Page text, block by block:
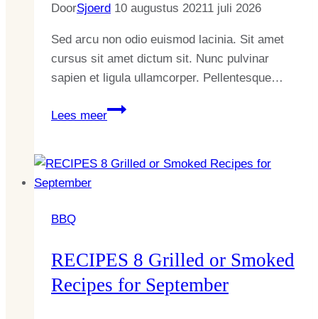
DoorSjoerd 10 augustus 20211 juli 2026
Sed arcu non odio euismod lacinia. Sit amet
cursus sit amet dictum sit. Nunc pulvinar
sapien et ligula ullamcorper. Pellentesque…
Lees meer
For
July
for
the
BBQ
RECIPES 8 Grilled or Smoked
Recipes for September